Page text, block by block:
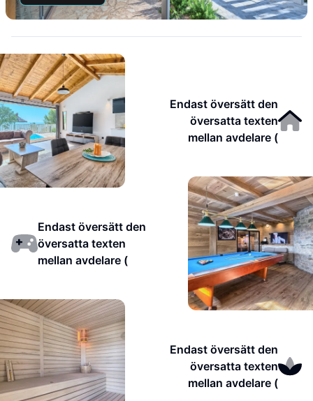
Endast översätt den
översatta texten
mellan avdelare (
Endast översätt den
översatta texten
mellan avdelare (
Endast översätt den
översatta texten
mellan avdelare (